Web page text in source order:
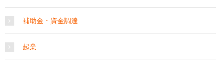
補助金・資金調達
起業